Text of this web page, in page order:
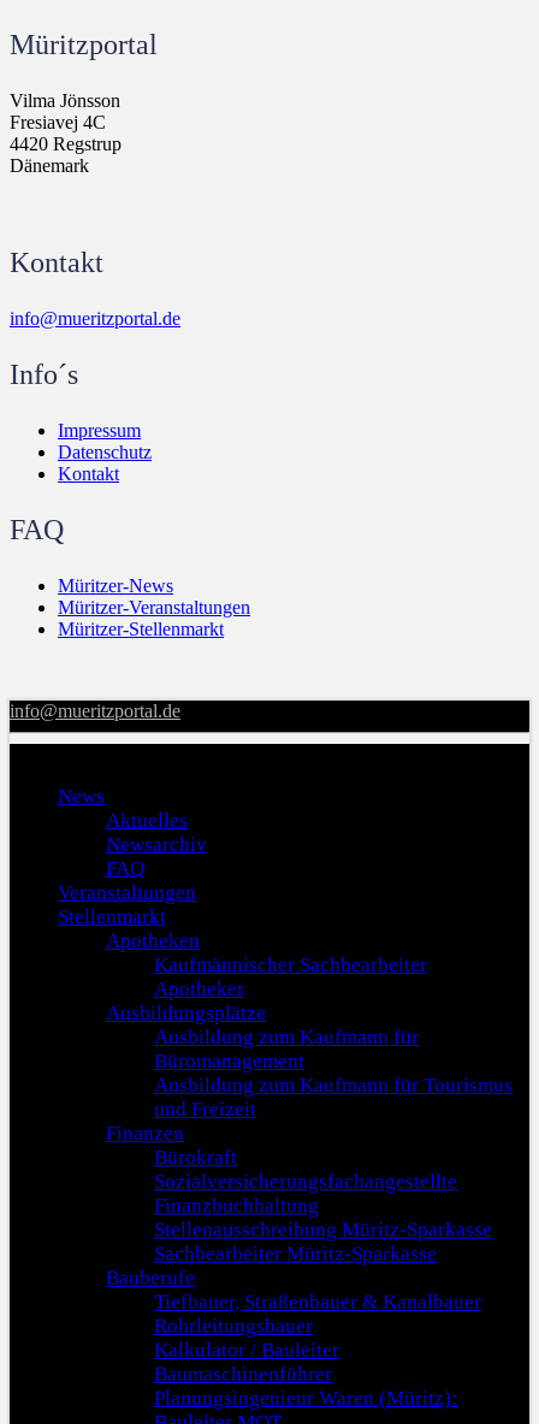
Müritzportal
Vilma Jönsson
Fresiavej 4C
4420 Regstrup
Dänemark
Kontakt
info@mueritzportal.de
Info´s
Impressum
Datenschutz
Kontakt
FAQ
Müritzer-News
Müritzer-Veranstaltungen
Müritzer-Stellenmarkt
info@mueritzportal.de
News
Aktuelles
Newsarchiv
FAQ
Veranstaltungen
Stellenmarkt
Apotheken
Kaufmännischer Sachbearbeiter
Apotheker
Ausbildungsplätze
Ausbildung zum Kaufmann für
Büromanagement
Ausbildung zum Kaufmann für Tourismus
und Freizeit
Finanzen
Bürokraft
Sozialversicherungsfachangestellte
Finanzbuchhaltung
Stellenausschreibung Müritz-Sparkasse
Sachbearbeiter Müritz-Sparkasse
Bauberufe
Tiefbauer, Straßenbauer & Kanalbauer
Rohrleitungsbauer
Kalkulator / Bauleiter
Baumaschinenführer
Planungsingenieur Waren (Müritz):